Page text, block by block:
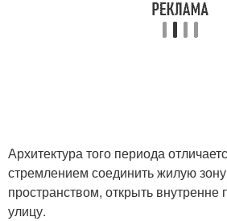
Архитектура того периода
стремлением соединить жилую
пространством, открыть внутренне
улицу.